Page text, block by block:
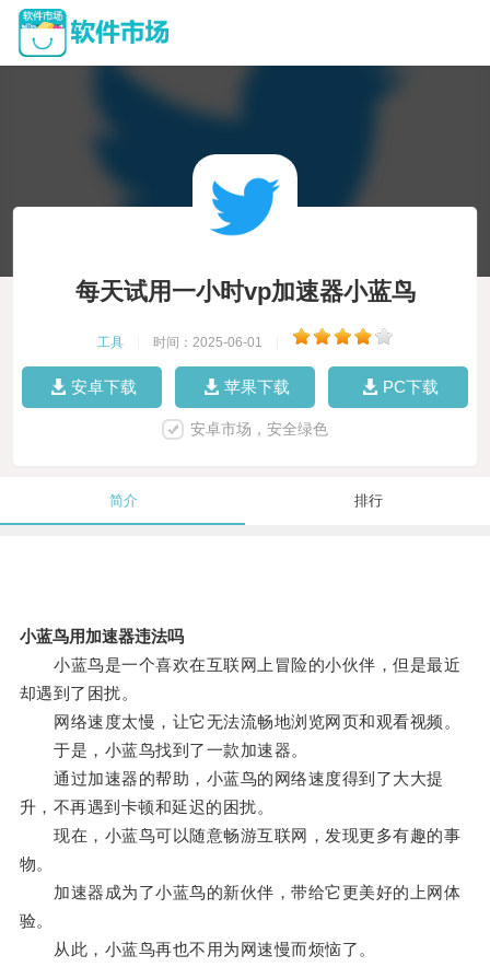
每天试用一小时vp加速器小蓝鸟
工具 时间：2025-06-01
安卓下载 苹果下载 PC下载
安卓市场，安全绿色
简介 排行
小蓝鸟用加速器违法吗
小蓝鸟是一个喜欢在互联网上冒险的小伙伴，但是最近
却遇到了困扰。
网络速度太慢，让它无法流畅地浏览网页和观看视频。
于是，小蓝鸟找到了一款加速器。
通过加速器的帮助，小蓝鸟的网络速度得到了大大提
升，不再遇到卡顿和延迟的困扰。
现在，小蓝鸟可以随意畅游互联网，发现更多有趣的事
物。
加速器成为了小蓝鸟的新伙伴，带给它更美好的上网体
验。
从此，小蓝鸟再也不用为网速慢而烦恼了。